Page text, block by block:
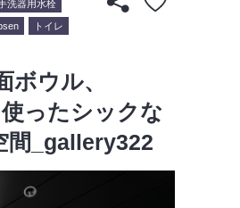
洗器用水栓
トイレ
ボウル、
ったシックな
間_gallery322